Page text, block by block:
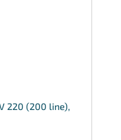
220 (200 line),